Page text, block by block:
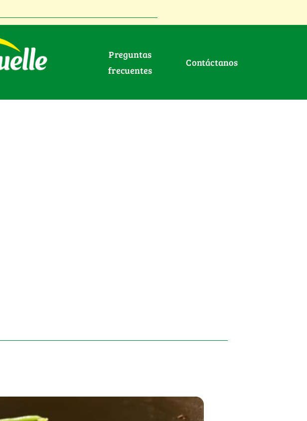
Preguntas
frecuentes
Contáctanos